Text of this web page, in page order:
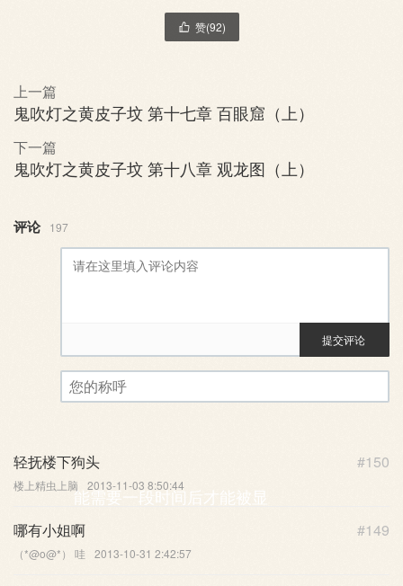
 赞(92)
上一篇
鬼吹灯之黄皮子坟 第十七章 百眼窟（上）
下一篇
鬼吹灯之黄皮子坟 第十八章 观龙图（上）
评论 197
评论审核已启用。您的评论可
能需要一段时间后才能被显
提交评论
#150
轻抚楼下狗头
楼上精虫上脑 2013-11-03 8:50:44
#149
哪有小姐啊
（*@ο@*） 哇 2013-10-31 2:42:57